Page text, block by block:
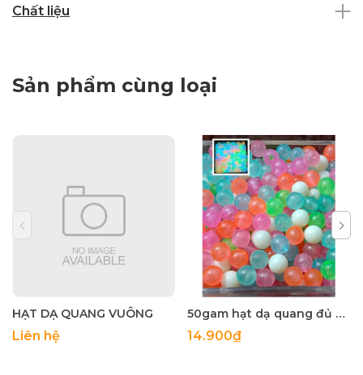
Chất liệu
Sản phẩm cùng loại
HẠT DẠ QUANG VUÔNG
Liên hệ
50gam hạt dạ quang đủ màu 6mm, 8mm, 10mm, 12mm, hạt nhựa tròn
14.900₫